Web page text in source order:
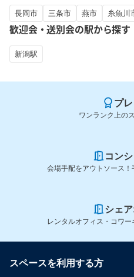
長岡市 三条市 燕市 糸魚川
歓迎会・送別会の駅から探す
新潟駅
プ
ワンランク上の
コン
会場手配をアウトソース！
シェ
レンタルオフィス・コワ
スペースを利用する方